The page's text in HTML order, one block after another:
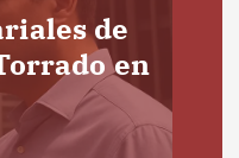
de
en